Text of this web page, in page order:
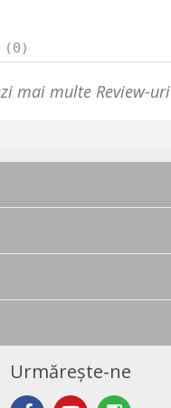
(0)
mai multe Review-uri
Urmărește-ne